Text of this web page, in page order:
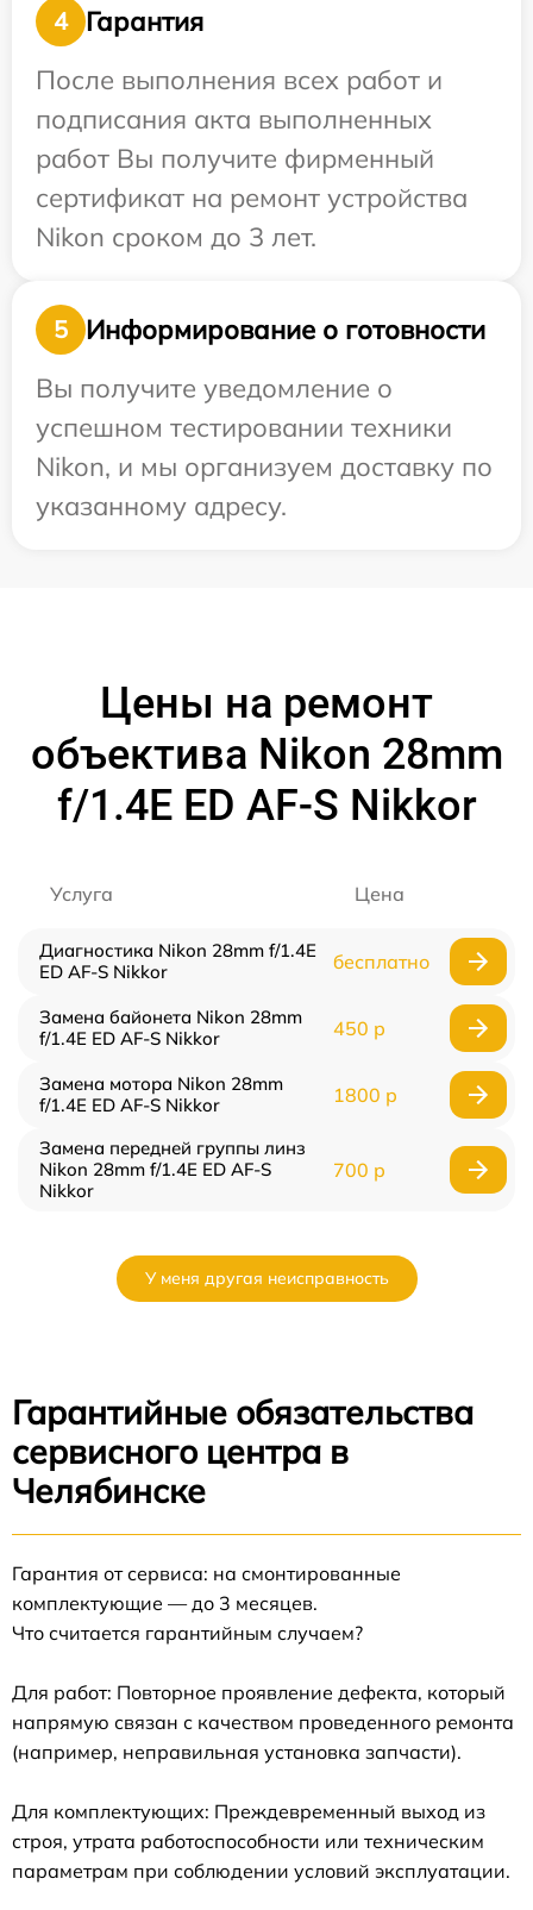
4
Гарантия
После выполнения всех работ и
подписания акта выполненных
работ Вы получите фирменный
сертификат на ремонт устройства
Nikon сроком до 3 лет.
5
Информирование о готовности
Вы получите уведомление о
успешном тестировании техники
Nikon, и мы организуем доставку по
указанному адресу.
Цены на ремонт
объектива Nikon 28mm
f/1.4E ED AF-S Nikkor
Услуга Цена
Диагностика Nikon 28mm f/1.4E
ED AF-S Nikkor
бесплатно
Замена байонета Nikon 28mm
f/1.4E ED AF-S Nikkor
450 р
Замена мотора Nikon 28mm
f/1.4E ED AF-S Nikkor
1800 р
Замена передней группы линз
Nikon 28mm f/1.4E ED AF-S
Nikkor
700 р
У меня другая неисправность
Гарантийные обязательства
сервисного центра в
Челябинске
Гарантия от сервиса: на смонтированные
комплектующие — до 3 месяцев.
Что считается гарантийным случаем?
Для работ: Повторное проявление дефекта, который
напрямую связан с качеством проведенного ремонта
(например, неправильная установка запчасти).
Для комплектующих: Преждевременный выход из
строя, утрата работоспособности или техническим
параметрам при соблюдении условий эксплуатации.